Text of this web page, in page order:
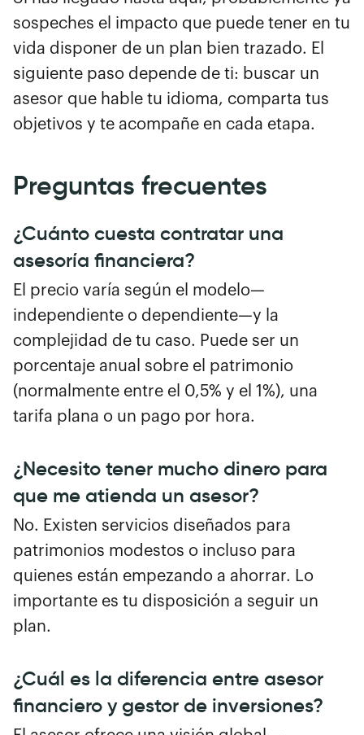
sospeches el impacto que puede tener en tu
vida disponer de un plan bien trazado. El
siguiente paso depende de ti: buscar un
asesor que hable tu idioma, comparta tus
objetivos y te acompañe en cada etapa.
Preguntas frecuentes
¿Cuánto cuesta contratar una
asesoría financiera?
El precio varía según el modelo—
independiente o dependiente—y la
complejidad de tu caso. Puede ser un
porcentaje anual sobre el patrimonio
(normalmente entre el 0,5% y el 1%), una
tarifa plana o un pago por hora.
¿Necesito tener mucho dinero para
que me atienda un asesor?
No. Existen servicios diseñados para
patrimonios modestos o incluso para
quienes están empezando a ahorrar. Lo
importante es tu disposición a seguir un
plan.
¿Cuál es la diferencia entre asesor
financiero y gestor de inversiones?